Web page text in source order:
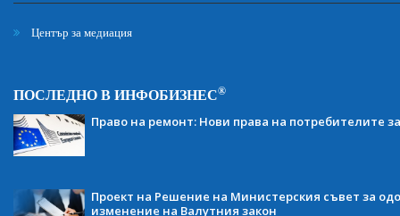
Център за медиация
ПОСЛЕДНО В ИНФОБИЗНЕС®
Право на ремонт: Нови права на потребителите
Проект на Решение на Министерския съвет за
изменение на Валутния закон